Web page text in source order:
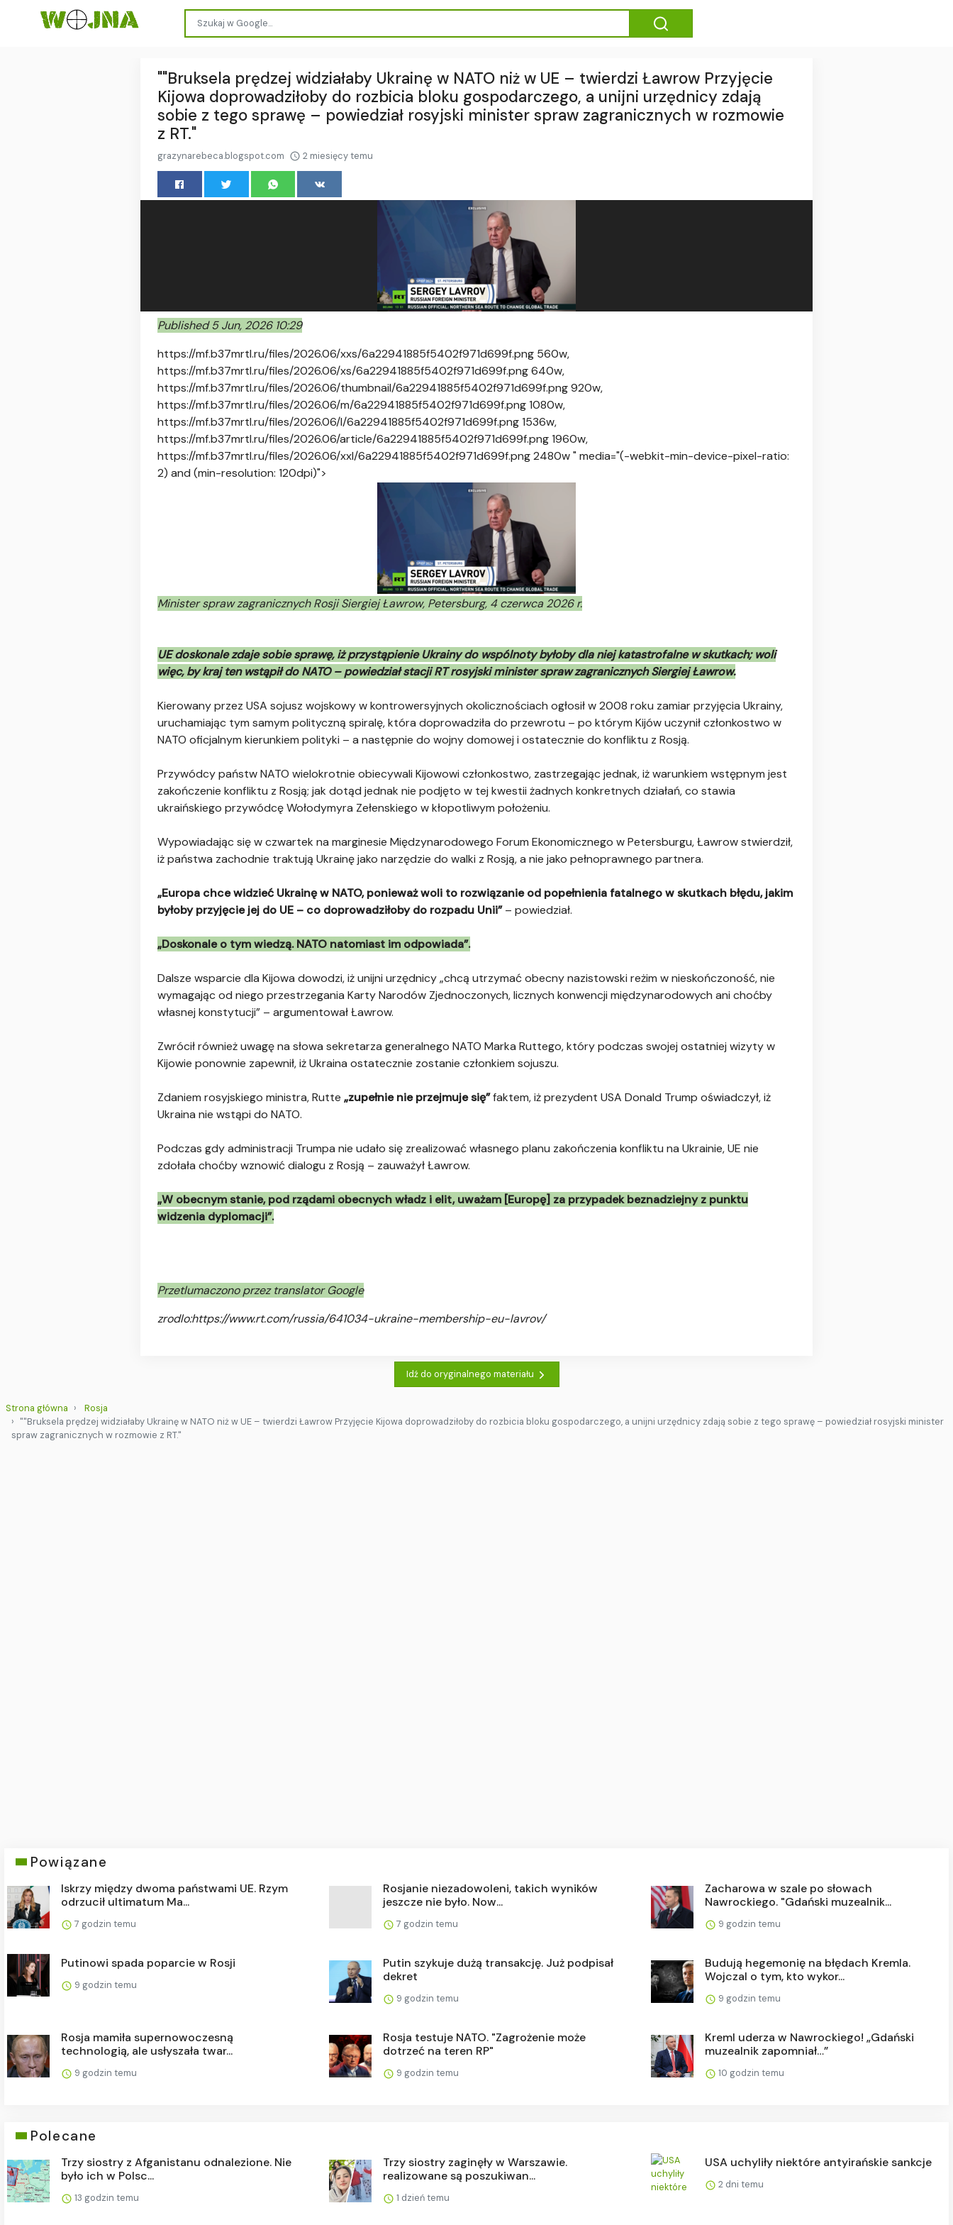
""Bruksela prędzej widziałaby Ukrainę w NATO niż w UE – twierdzi Ławrow Przyjęcie
Kijowa doprowadziłoby do rozbicia bloku gospodarczego, a unijni urzędnicy zdają
sobie z tego sprawę – powiedział rosyjski minister spraw zagranicznych w rozmowie
z RT."
grazynarebeca.blogspot.com 2 miesięcy temu
Published 5 Jun, 2026 10:29
https://mf.b37mrtl.ru/files/2026.06/xxs/6a22941885f5402f971d699f.png 560w,
https://mf.b37mrtl.ru/files/2026.06/xs/6a22941885f5402f971d699f.png 640w,
https://mf.b37mrtl.ru/files/2026.06/thumbnail/6a22941885f5402f971d699f.png 920w,
https://mf.b37mrtl.ru/files/2026.06/m/6a22941885f5402f971d699f.png 1080w,
https://mf.b37mrtl.ru/files/2026.06/l/6a22941885f5402f971d699f.png 1536w,
https://mf.b37mrtl.ru/files/2026.06/article/6a22941885f5402f971d699f.png 1960w,
https://mf.b37mrtl.ru/files/2026.06/xxl/6a22941885f5402f971d699f.png 2480w " media="(-webkit-min-device-pixel-ratio:
2) and (min-resolution: 120dpi)">
Minister spraw zagranicznych Rosji Siergiej Ławrow, Petersburg, 4 czerwca 2026 r.
UE doskonale zdaje sobie sprawę, iż przystąpienie Ukrainy do wspólnoty byłoby dla niej katastrofalne w skutkach; woli
więc, by kraj ten wstąpił do NATO – powiedział stacji RT rosyjski minister spraw zagranicznych Siergiej Ławrow.
Kierowany przez USA sojusz wojskowy w kontrowersyjnych okolicznościach ogłosił w 2008 roku zamiar przyjęcia Ukrainy,
uruchamiając tym samym polityczną spiralę, która doprowadziła do przewrotu – po którym Kijów uczynił członkostwo w
NATO oficjalnym kierunkiem polityki – a następnie do wojny domowej i ostatecznie do konfliktu z Rosją.
Przywódcy państw NATO wielokrotnie obiecywali Kijowowi członkostwo, zastrzegając jednak, iż warunkiem wstępnym jest
zakończenie konfliktu z Rosją; jak dotąd jednak nie podjęto w tej kwestii żadnych konkretnych działań, co stawia
ukraińskiego przywódcę Wołodymyra Zełenskiego w kłopotliwym położeniu.
Wypowiadając się w czwartek na marginesie Międzynarodowego Forum Ekonomicznego w Petersburgu, Ławrow stwierdził,
iż państwa zachodnie traktują Ukrainę jako narzędzie do walki z Rosją, a nie jako pełnoprawnego partnera.
„Europa chce widzieć Ukrainę w NATO, ponieważ woli to rozwiązanie od popełnienia fatalnego w skutkach błędu, jakim
byłoby przyjęcie jej do UE – co doprowadziłoby do rozpadu Unii”– powiedział.
„Doskonale o tym wiedzą. NATO natomiast im odpowiada”.
Dalsze wsparcie dla Kijowa dowodzi, iż unijni urzędnicy „chcą utrzymać obecny nazistowski reżim w nieskończoność, nie
wymagając od niego przestrzegania Karty Narodów Zjednoczonych, licznych konwencji międzynarodowych ani choćby
własnej konstytucji” – argumentował Ławrow.
Zwrócił również uwagę na słowa sekretarza generalnego NATO Marka Ruttego, który podczas swojej ostatniej wizyty w
Kijowie ponownie zapewnił, iż Ukraina ostatecznie zostanie członkiem sojuszu.
Zdaniem rosyjskiego ministra, Rutte „zupełnie nie przejmuje się”faktem, iż prezydent USA Donald Trump oświadczył, iż
Ukraina nie wstąpi do NATO.
Podczas gdy administracji Trumpa nie udało się zrealizować własnego planu zakończenia konfliktu na Ukrainie, UE nie
zdołała choćby wznowić dialogu z Rosją – zauważył Ławrow.
„W obecnym stanie, pod rządami obecnych władz i elit, uważam [Europę] za przypadek beznadziejny z punktu
widzenia dyplomacji”.
Przetlumaczono przez translator Google
zrodlo:https://www.rt.com/russia/641034-ukraine-membership-eu-lavrov/
Idź do oryginalnego materiału
Strona główna
Rosja
""Bruksela prędzej widziałaby Ukrainę w NATO niż w UE – twierdzi Ławrow Przyjęcie Kijowa doprowadziłoby do rozbicia bloku gospodarczego, a unijni urzędnicy zdają sobie z tego sprawę – powiedział rosyjski minister
spraw zagranicznych w rozmowie z RT."
Powiązane
Iskrzy między dwoma państwami UE. Rzym
odrzucił ultimatum Ma...
7 godzin temu
Rosjanie niezadowoleni, takich wyników
jeszcze nie było. Now...
7 godzin temu
Zacharowa w szale po słowach
Nawrockiego. "Gdański muzealnik...
9 godzin temu
Putinowi spada poparcie w Rosji
9 godzin temu
Putin szykuje dużą transakcję. Już podpisał
dekret
9 godzin temu
Budują hegemonię na błędach Kremla.
Wojczal o tym, kto wykor...
9 godzin temu
Rosja mamiła supernowoczesną
technologią, ale usłyszała twar...
9 godzin temu
Rosja testuje NATO. "Zagrożenie może
dotrzeć na teren RP"
9 godzin temu
Kreml uderza w Nawrockiego! „Gdański
muzealnik zapomniał…”
10 godzin temu
Polecane
Trzy siostry z Afganistanu odnalezione. Nie
było ich w Polsc...
13 godzin temu
Trzy siostry zaginęły w Warszawie.
realizowane są poszukiwan...
1 dzień temu
USA uchyliły niektóre antyirańskie sankcje
2 dni temu